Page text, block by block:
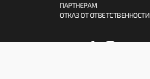
ПАРТНЕРАМ
ОТКАЗ ОТ ОТВЕТСТВЕННОСТИ